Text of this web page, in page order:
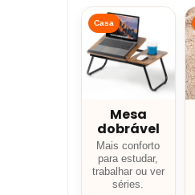
Casa
Mesa
dobrável
Mais conforto
para estudar,
trabalhar ou ver
séries.